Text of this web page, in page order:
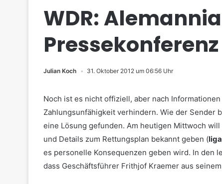
WDR:
Julian Koch 31. Oktober 2012 um 06:56 Uhr
Noch ist es nicht offiziell, aber nach
Zahlungsunfähigkeit verhindern. Wie der Sender
eine Lösung gefunden. Am heutigen Mittwoch
und Details zum Rettungsplan bekannt geben (
es personelle Konsequenzen geben wird. In den
dass Geschäftsführer Frithjof Kraemer aus